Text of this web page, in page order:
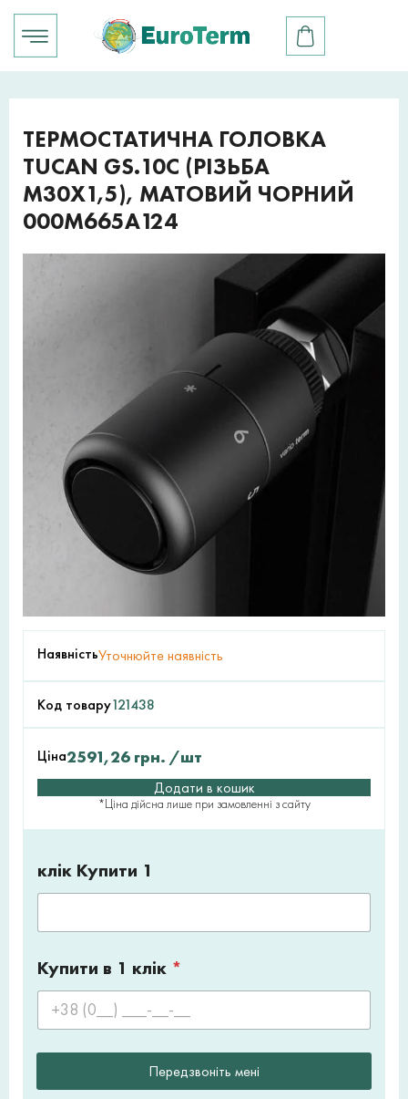
ТЕРМОСТАТИЧНА ГОЛОВКА
TUCAN GS.10C (РІЗЬБА
M30X1,5), МАТОВИЙ ЧОРНИЙ
000M665A124
НаявністьУточнюйте наявність
Код товару121438
Ціна2591,26 грн. /шт
Додати в кошик
*Ціна дійсна лише при замовленні з сайту
клік Купити 1
Купити в 1 клік *
Передзвоніть мені